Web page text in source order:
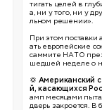
тигать целей в
а, ни у того, ни у
льном решении».
При этом
ать европейские
саммите НАТО
шедшей неделе о
💢 Американский
й, касающихся
амп месяцами
дверь закроется.